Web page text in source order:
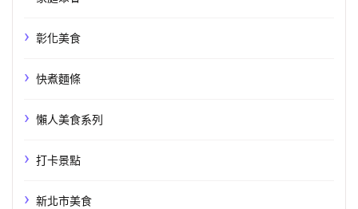
彰化美食
快煮麵條
懶人美食系列
打卡景點
新北市美食